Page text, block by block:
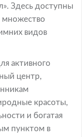
Здесь доступны
множество
видов
активного
центр,
красоты,
и богатая
пунктом в